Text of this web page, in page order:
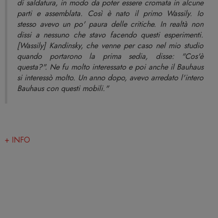
di saldatura, in modo da poter essere cromata in alcune
parti e assemblata. Così è nato il primo Wassily. Io
stesso avevo un po' paura delle critiche. In realtà non
dissi a nessuno che stavo facendo questi esperimenti.
[Wassily] Kandinsky, che venne per caso nel mio studio
quando portarono la prima sedia, disse: "Cos'è
questa?". Ne fu molto interessato e poi anche il Bauhaus
si interessò molto. Un anno dopo, avevo arredato l'intero
Bauhaus con questi mobili."
+ INFO